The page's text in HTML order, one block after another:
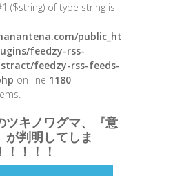
($string) of type string is
public_ht
feedzy-rss-
feedzy-rss-feeds-
on line 1180
ツキノワグマ、『意
が判明してしま
！！！！